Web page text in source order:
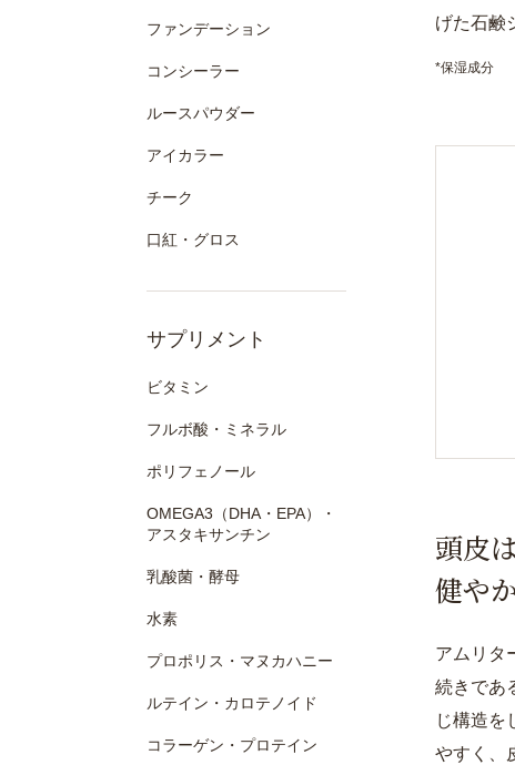
ファンデーション
コンシーラー
ルースパウダー
アイカラー
チーク
口紅・グロス
サプリメント
ビタミン
フルボ酸・ミネラル
ポリフェノール
OMEGA3（DHA・EPA）・
アスタキサンチン
乳酸菌・酵母
水素
プロポリス・マヌカハニー
ルテイン・カロテノイド
コラーゲン・プロテイン
げた石鹸
*保湿成分
頭皮
健や
アムリタ
続きであ
じ構造を
やすく、